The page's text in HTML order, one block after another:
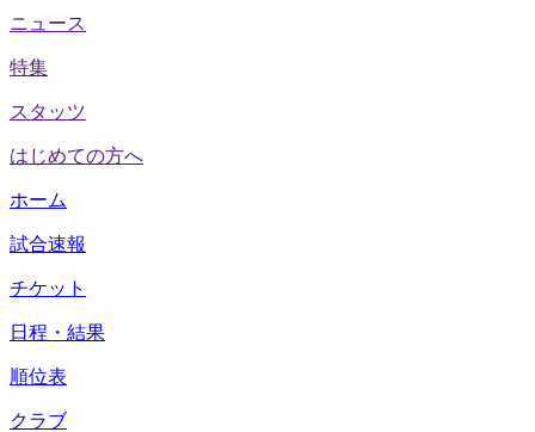
ニュース
特集
スタッツ
はじめての方へ
ホーム
試合速報
チケット
日程・結果
順位表
クラブ